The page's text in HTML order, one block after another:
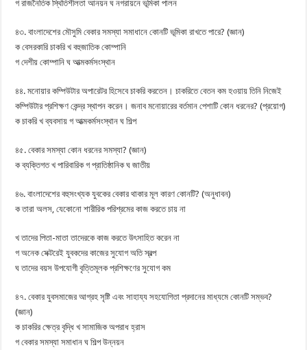
গ রাজনৈতিক স্থিতিশীলতা আনয়ন ঘ নগরায়নে ভূমিকা পালন
৪৩. বাংলাদেশের মৌসুমি বেকার সমস্যা সমাধানে কোনটি ভূমিকা রাখতে পারে? (জ্ঞান)
ক বেসরকারি চাকরি খ বহুজাতিক কোম্পানি
গ দেশীয় কোম্পানি ঘ আত্মকর্মসংস্থান
৪৪. মনোয়ার কম্পিউটার অপারেটর হিসেবে চাকরি করতেন। চাকরিতে বেতন কম হওয়ায় তিনি নিজেই
কম্পিউটার প্রশিক্ষণ কেন্দ্র স্থাপন করেন। জনাব মনোয়ারের বর্তমান পেশাটি কোন ধরনের? (প্রয়োগ)
ক চাকরি খ ব্যবসায় গ আত্মকর্মসংস্থান ঘ শিল্প
৪৫. বেকার সমস্যা কোন ধরনের সমস্যা? (জ্ঞান)
ক ব্যক্তিগত খ পারিবারিক গ প্রাতিষ্ঠানিক ঘ জাতীয়
৪৬. বাংলাদেশের বহুসংখ্যক যুবকের বেকার থাকার মূল কারণ কোনটি? (অনুধাবন)
ক তারা অলস, যেকোনো শারীরিক পরিশ্রমের কাজ করতে চায় না
খ তাদের পিতা-মাতা তাদেরকে কাজ করতে উৎসাহিত করেন না
গ অনেক সেক্টরেই যুবকদের কাজের সুযোগ অতি স্বল্প
ঘ তাদের বয়স উপযোগী বৃত্তিমূলক প্রশিক্ষণের সুযোগ কম
৪৭. বেকার যুবসমাজের আগ্রহ সৃষ্টি এবং সাহায্য সহযোগিতা প্রদানের মাধ্যমে কোনটি সম্ভব?
(জ্ঞান)
ক চাকরির ক্ষেত্র বৃদ্ধি খ সামাজিক অপরাধ হ্রাস
গ বেকার সমস্যা সমাধান ঘ শিল্প উন্নয়ন